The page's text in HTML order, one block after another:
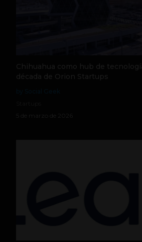
Chihuahua como hub de
década de Orion Startups
5 de marzo de 2026